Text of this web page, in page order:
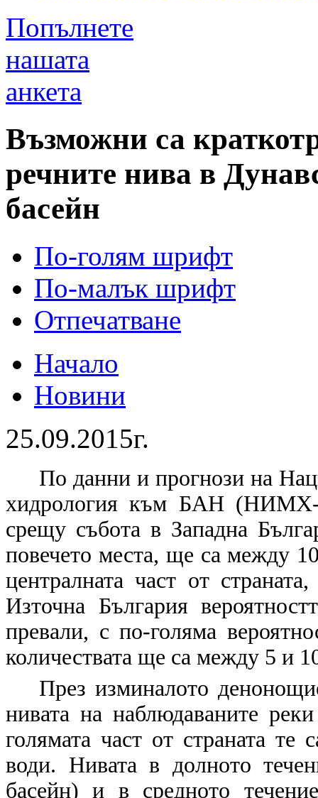
Попълнете
нашата
анкета
Възможни са
речните нива в
басейн
По-голям шрифт
По-малък шрифт
Отпечатване
Начало
Новини
25.09.2015г.
По данни и прогнози на
хидрология към БАН
срещу събота в Западна
повечето места, ще са между
централната част от
Източна България
превали, с по-голяма
количествата ще са между 5 и
През изминалото
нивата на наблюдаваните
голямата част от страната те
води. Нивата в долното
басейн) и в средното